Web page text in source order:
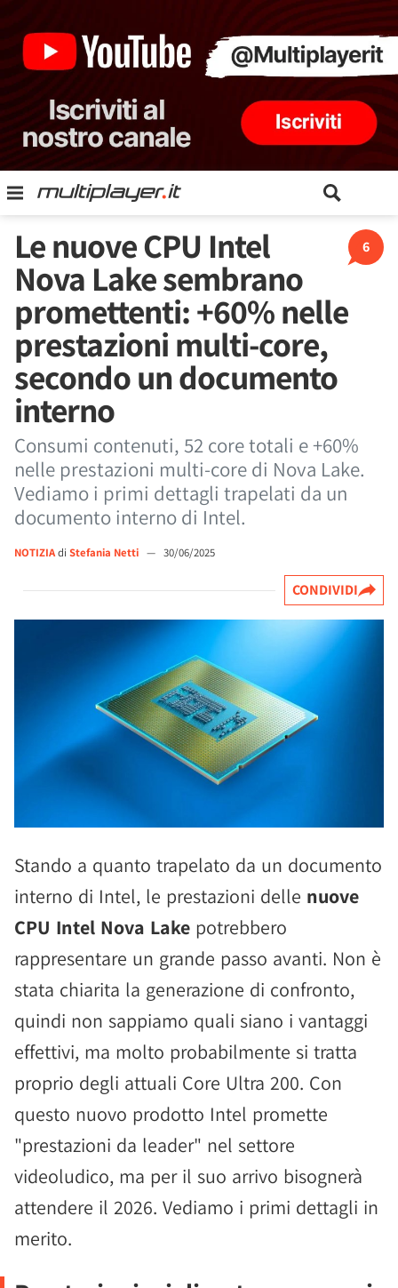
6
Le nuove CPU Intel
Nova Lake sembrano
promettenti: +60% nelle
prestazioni multi-core,
secondo un documento
interno
Consumi contenuti, 52 core totali e +60%
nelle prestazioni multi-core di Nova Lake.
Vediamo i primi dettagli trapelati da un
documento interno di Intel.
NOTIZIAdi Stefania Netti — 30/06/2025
CONDIVIDI
Stando a quanto trapelato da un documento
interno di Intel, le prestazioni delle nuove
CPU Intel Nova Lake potrebbero
rappresentare un grande passo avanti. Non è
stata chiarita la generazione di confronto,
quindi non sappiamo quali siano i vantaggi
effettivi, ma molto probabilmente si tratta
proprio degli attuali Core Ultra 200. Con
questo nuovo prodotto Intel promette
"prestazioni da leader" nel settore
videoludico, ma per il suo arrivo bisognerà
attendere il 2026. Vediamo i primi dettagli in
merito.